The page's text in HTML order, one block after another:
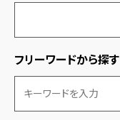
フリーワードから探す